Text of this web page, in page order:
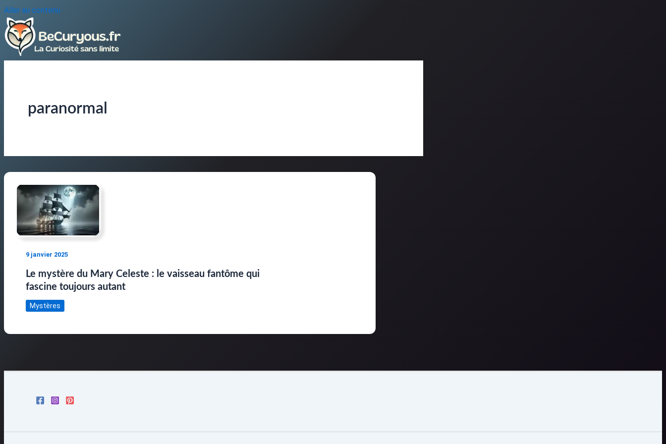
Aller au contenu
paranormal
9 janvier 2025
Le mystère du Mary Celeste : le vaisseau fantôme qui
fascine toujours autant
Mystères